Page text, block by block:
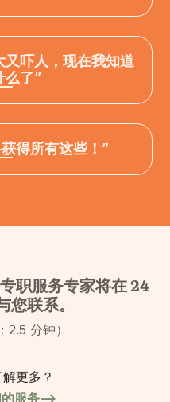
又吓人，现在我知道
么了”
得所有这些！”
职服务专家将在 24
您联系。
2.5 分钟）
更多？
服务-->